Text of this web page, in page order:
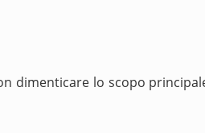
dimenticare lo scopo